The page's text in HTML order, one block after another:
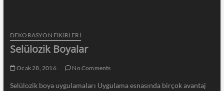
DEKORASYON FİKİRLERİ
Selülozik Boyalar
Ocak 28, 2016 No Comments
Selülozik boya uygulamaları Uygulama esnasında birçok avantaj